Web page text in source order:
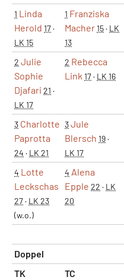
1 Linda
Herold 17·
LK 15
1 Franziska
Macher15· LK
13
2 Julie
Sophie
Djafari 21 ·
LK 17
2 Rebecca
Link 17· LK 16
3 Charlotte
Paprotta
24 · LK 21
3Jule
Blersch 19·
LK 17
4 Lotte
Leckschas
27· LK 23
(w.o.)
4 Alena
Epple 22 · LK
20
Doppel
TK
TC